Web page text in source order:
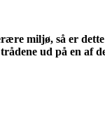
miljø, så er
ud på en af